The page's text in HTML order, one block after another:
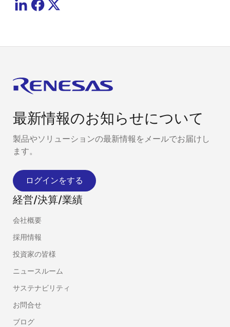
最新情報のお知らせについて
製品やソリューションの最新情報をメールでお届けし
ます。
ログインをする
経営/決算/業績
会社概要
採用情報
投資家の皆様
ニュースルーム
サステナビリティ
お問合せ
ブログ